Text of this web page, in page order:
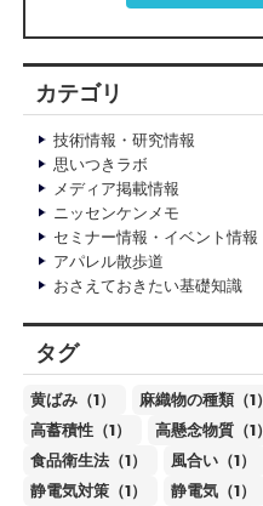
カテゴリ
技術情報・研究情報
思いつきラボ
メディア掲載情報
ニッセンケンメモ
セミナー情報・イベント情報
アパレル散歩道
おさえておきたい基礎知識
タグ
黄ばみ（1） 麻織物の種類（1）
高蓄積性（1）
高懸念物質（1）
食品衛生法（1）
風合い（1）
静電気対策（1）
静電気（1）